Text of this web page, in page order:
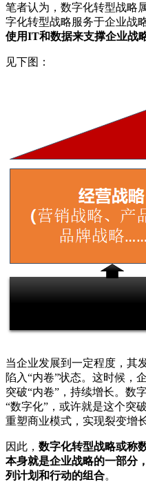
笔者认为，数字化转型战略
字化转型战略服务于企业战
使用IT和数据来支撑企业战
见下图：
当企业发展到一定程度，其
陷入“内卷”状态。这时候，
突破“内卷”，持续增长。数
“数字化”，或许就是这个突
重塑商业模式，实现裂变增
因此， 数字化转型战略或称
本身就是企业战略的一部分
列计划和行动的组合。